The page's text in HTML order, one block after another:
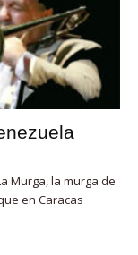
Murga, la murga de
en Caracas